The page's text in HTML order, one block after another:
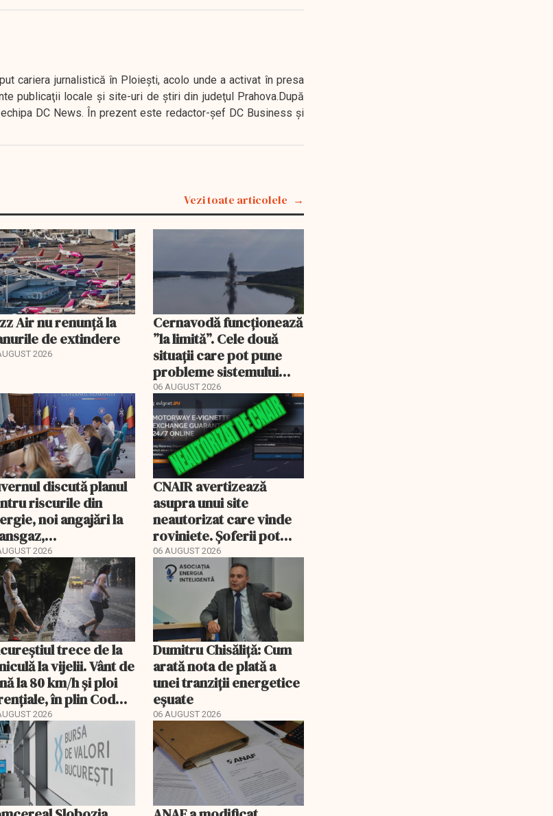
cariera jurnalistică în Ploieşti, acolo unde a activat în presa
publicaţii locale şi site-uri de ştiri din judeţul Prahova.După
DC News. În prezent este redactor-şef DC Business şi
Vezi toate articolele
Air nu renunță la
de extindere
2026
Cernavodă funcționează
”la limită”. Cele două
situații care pot pune
probleme sistemului
energetic
06 AUGUST 2026
discută planul
riscurile din
noi angajări la
și
și
pentru di
2026
CNAIR avertizează
asupra unui site
neautorizat care vinde
roviniete. Șoferii pot
plăti și cu 186% mai mult
06 AUGUST 2026
trece de la
la vijelii. Vânt de
la 80 km/h și ploi
în plin Cod
2026
Dumitru Chisăliță: Cum
arată nota de plată a
unei tranziții energetice
eșuate
06 AUGUST 2026